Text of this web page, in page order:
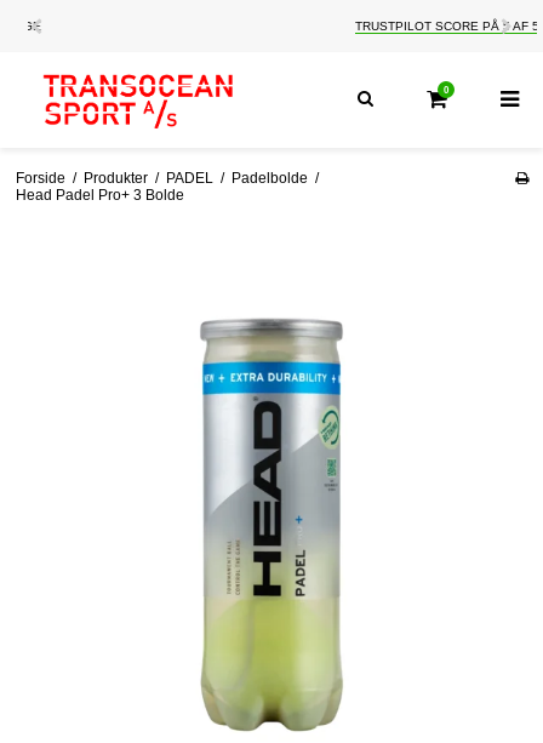
TRUSTPILOT SCORE PÅ 5 AF 5
0
Forside / Produkter / PADEL / Padelbolde /
Head Padel Pro+ 3 Bolde